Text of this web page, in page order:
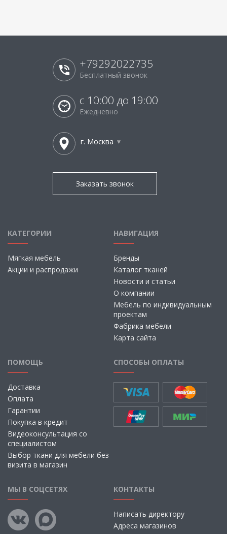
+79292022735
Бесплатный звонок
с 10:00 до 19:00
Ежедневно
г. Москва
Заказать звонок
КАТЕГОРИИ
Мягкая мебель
Акции и распродажи
НАВИГАЦИЯ
Бренды
Каталог тканей
Новости и статьи
О компании
Мебель по индивидуальным
проектам
Фабрика мебели
Карта сайта
ПОМОЩЬ
Доставка
Оплата
Гарантии
Покупка в кредит
Видеоконсультация со
специалистом
Выбор ткани для мебели без
визита в магазин
СПОСОБЫ ОПЛАТЫ
МЫ В СОЦСЕТЯХ КОНТАКТЫ
Написать директору
Адреса магазинов